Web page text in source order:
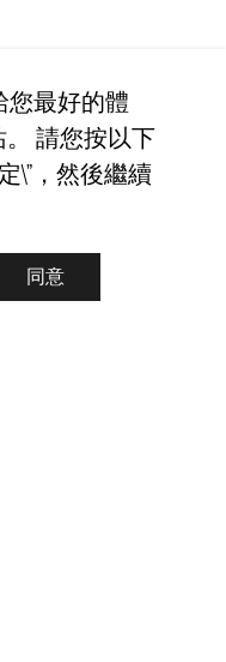
您最好的體
請您按以下
\”，然後繼續
同意